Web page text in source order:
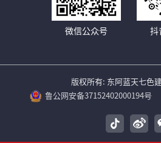
微信公众号 抖
版权所有: 东阿蓝天七色
鲁公网安备37152402000194号